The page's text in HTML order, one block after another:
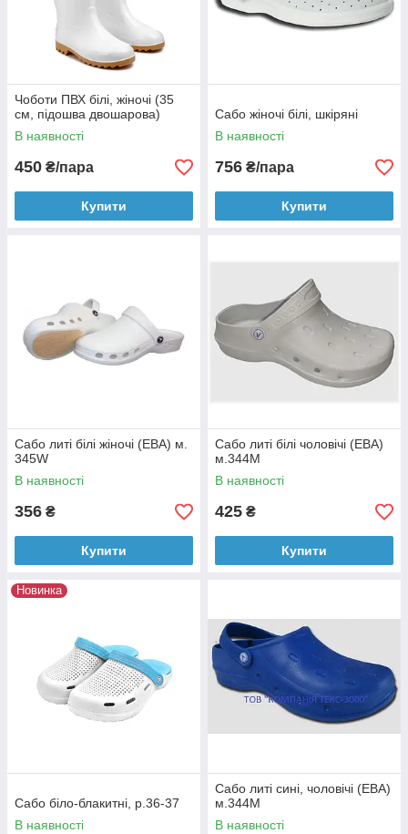
Чоботи ПВХ білі, жіночі (35
см, підошва двошарова)
В наявності
450 ₴/пара
Купити
Сабо жіночі білі, шкіряні
В наявності
756 ₴/пара
Купити
Сабо литі білі жіночі (ЕВА) м.
345W
В наявності
356 ₴
Купити
Сабо литі білі чоловічі (ЕВА)
м.344М
В наявності
425 ₴
Купити
Новинка
Сабо біло-блакитні, р.36-37
В наявності
Сабо литі сині, чоловічі (ЕВА)
м.344М
В наявності